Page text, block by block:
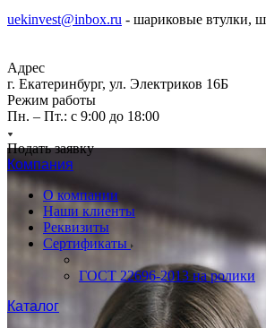
uekinvest@inbox.ru - шариковые втулки,
Адрес
г. Екатеринбург, ул. Электриков 16Б
Режим работы
Пн. – Пт.: с 9:00 до 18:00
Подать заявку
Компания
О компании
Наши клиенты
Реквизиты
Сертификаты
ГОСТ 22696-2013 на ролики
Каталог